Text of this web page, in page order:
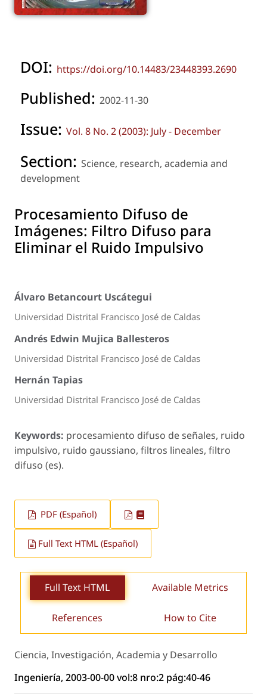
DOI: https://doi.org/10.14483/23448393.2690
Published: 2002-11-30
Issue: Vol. 8 No. 2 (2003): July - December
Section: Science, research, academia and
development
Procesamiento Difuso de
Imágenes: Filtro Difuso para
Eliminar el Ruido Impulsivo
Álvaro Betancourt Uscátegui
Universidad Distrital Francisco José de Caldas
Andrés Edwin Mujica Ballesteros
Universidad Distrital Francisco José de Caldas
Hernán Tapias
Universidad Distrital Francisco José de Caldas
Keywords: procesamiento difuso de señales, ruido
impulsivo, ruido gaussiano, filtros lineales, filtro
difuso (es).
PDF (Español)
Full Text HTML (Español)
Full Text HTML Available Metrics
References How to Cite
Ciencia, Investigación, Academia y Desarrollo
Ingeniería, 2003-00-00 vol:8 nro:2 pág:40-46